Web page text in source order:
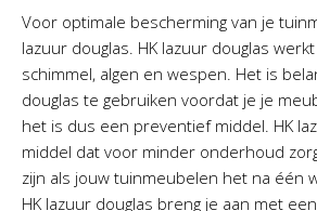
Voor optimale bescherming van je
lazuur douglas. HK lazuur douglas
schimmel, algen en wespen. Het is
douglas te gebruiken voordat je je
het is dus een preventief middel. HK
middel dat voor minder onderhoud
zijn als jouw tuinmeubelen het na één
HK lazuur douglas breng je aan met